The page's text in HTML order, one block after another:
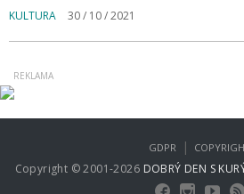
KULTURA 30 / 10 / 2021
Copyright © 2001-2026 DOBRÝ DEN S
GDPR |